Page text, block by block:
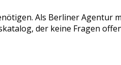
Als Berliner Agentur
der keine Fragen